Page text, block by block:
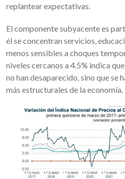
replantear expectativas.
El componente subyacente es
él se concentran servicios,
menos sensibles a choques
niveles cercanos a 4.5% indica
no han desaparecido, sino que se
más estructurales de la economía.